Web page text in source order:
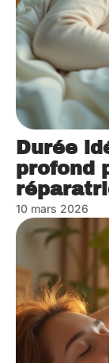
Durée
profond
10 mars 2026